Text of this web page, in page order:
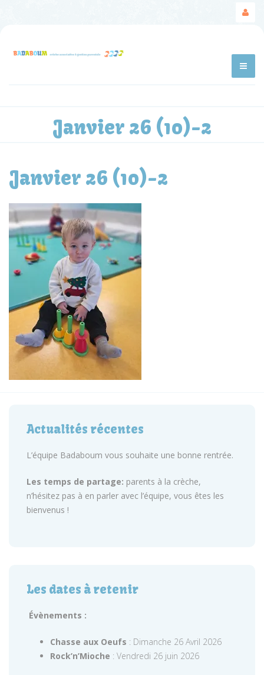
Janvier 26 (10)-2
Janvier 26 (10)-2
Actualités récentes
L’équipe Badaboum vous souhaite une bonne rentrée.
Les temps de partage: parents à la crèche,
n’hésitez pas à en parler avec l’équipe, vous êtes les
bienvenus !
Les dates à retenir
Évènements :
Chasse aux Oeufs : Dimanche 26 Avril 2026
Rock’n’Mioche : Vendredi 26 juin 2026